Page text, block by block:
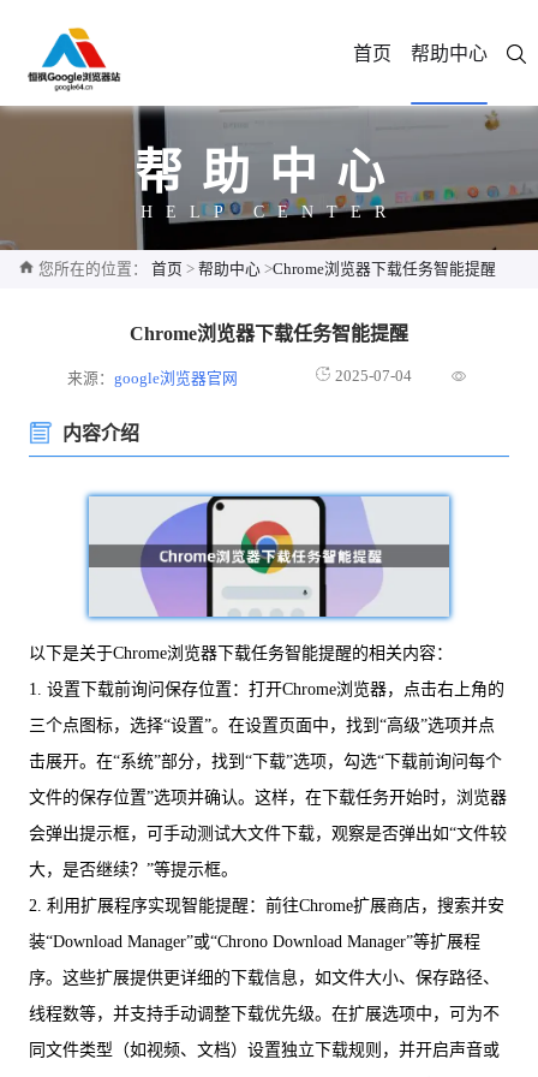
首页 帮助中心
帮助中心
HELP CENTER
您所在的位置： 首页 > 帮助中心 >Chrome浏览器下载任务智能提醒
Chrome浏览器下载任务智能提醒
来源：google浏览器官网 2025-07-04
内容介绍
以下是关于Chrome浏览器下载任务智能提醒的相关内容：
1. 设置下载前询问保存位置：打开Chrome浏览器，点击右上角的
三个点图标，选择“设置”。在设置页面中，找到“高级”选项并点
击展开。在“系统”部分，找到“下载”选项，勾选“下载前询问每个
文件的保存位置”选项并确认。这样，在下载任务开始时，浏览器
会弹出提示框，可手动测试大文件下载，观察是否弹出如“文件较
大，是否继续？”等提示框。
2. 利用扩展程序实现智能提醒：前往Chrome扩展商店，搜索并安
装“Download Manager”或“Chrono Download Manager”等扩展程
序。这些扩展提供更详细的下载信息，如文件大小、保存路径、
线程数等，并支持手动调整下载优先级。在扩展选项中，可为不
同文件类型（如视频、文档）设置独立下载规则，并开启声音或